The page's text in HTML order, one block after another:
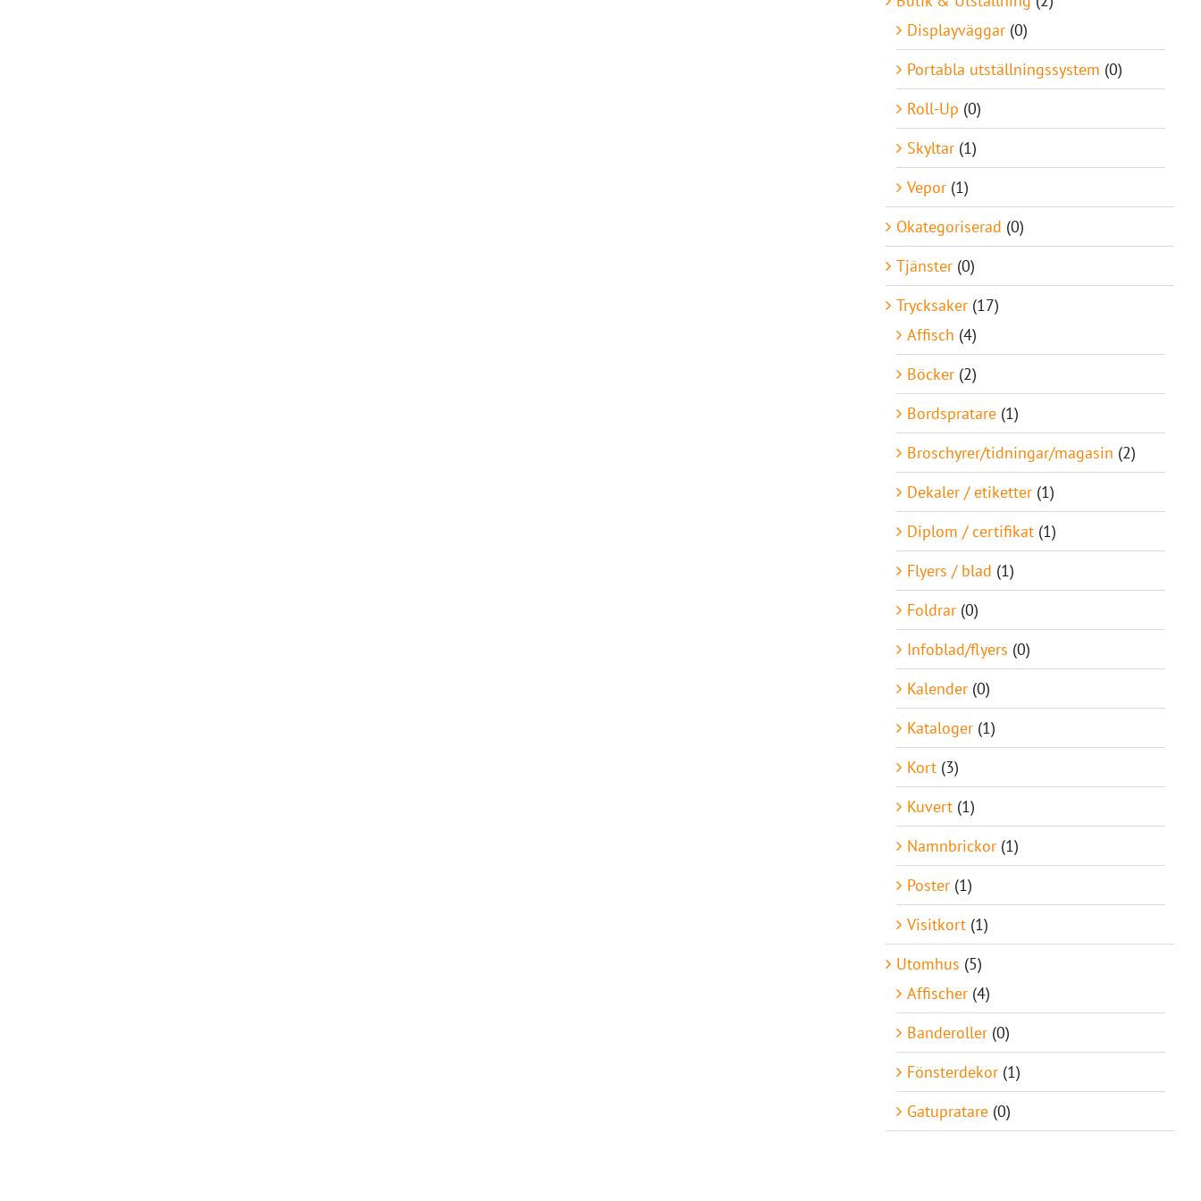
Displayväggar (0)
Portabla utställningssystem (0)
Roll-Up (0)
Skyltar (1)
Vepor (1)
Okategoriserad (0)
Tjänster (0)
Trycksaker (17)
Affisch (4)
Böcker (2)
Bordspratare (1)
Broschyrer/tidningar/magasin (2)
Dekaler / etiketter (1)
Diplom / certifikat (1)
Flyers / blad (1)
Foldrar (0)
Infoblad/flyers (0)
Kalender (0)
Kataloger (1)
Kort (3)
Kuvert (1)
Namnbrickor (1)
Poster (1)
Visitkort (1)
Utomhus (5)
Affischer (4)
Banderoller (0)
Fönsterdekor (1)
Gatupratare (0)